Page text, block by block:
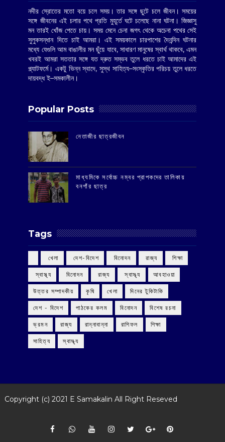
নদীর স্রোতের মতো বয়ে চলে সময়। তার সঙ্গে ছুটে চলে জীবন। সময়ের
সঙ্গে জীবনের এই চলার পথে প্রতি মুহূর্তে ঘটে চলেছে নানা ঘটনা। জিজ্ঞাসু
মন তারই খোঁজ পেতে চায়। সময় মেনে চেনা জগৎ থেকে অচেনা পথের সেই
সুলুকসন্ধান দিতে চাই আমরা। এই সময়কালে চারপাশের দৈনন্দিন ঘটনার
মধ্যে যেগুলি আম বাঙালীর মন ছুঁয়ে যাবে, সাধারণ মানুষের স্বার্থ থাকবে, এমন
খবরই আমরা সততার সঙ্গে যত দ্রুত সম্ভব তুলে ধরতে চাই আমাদের এই
প্ল্যাটফর্মে। একটু ভিন্ন স্বাদে, সুস্থ সাহিত্য–সংস্কৃতির পরিচয় তুলে ধরতে
দায়বদ্ধ ই–সমকালীন।
Popular Posts
‌নেতাজীর ছাত্রজীবন
মাধ্যমিকে সর্বোচ্চ নম্বর প্রাপকদের তালিকায়
বনগাঁর ছাত্র
Tags
‌ খেলা ‌ দেশ-বিদেশ ‌ বিনোদন ‌ রাজ্য ‌ শিক্ষা
‌ স্বাস্থ্য ‌ বিনোদন ‌ রাজ্য ‌ স্বাস্থ্য আবহাওয়া
উত্তর সম্পাদকীয় কৃষি খেলা দিনের টুকিটাকি
দেশ - বিদেশ পাঠকের কলম বিনোদন বিশেষ রচনা
ভ্রমন রাজ্য রান্নাবান্না রাশিফল শিক্ষা
সাহিত্য স্বাস্থ্য
Copyright (c) 2021 E Samakalin All Right Reseved